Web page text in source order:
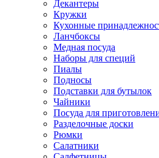
Декантеры
Кружки
Кухонные
Ланчбоксы
Медная посуда
Наборы для специй
Пиалы
Подносы
Подставки для бутылок
Чайники
Посуда для
Разделочные доски
Рюмки
Салатники